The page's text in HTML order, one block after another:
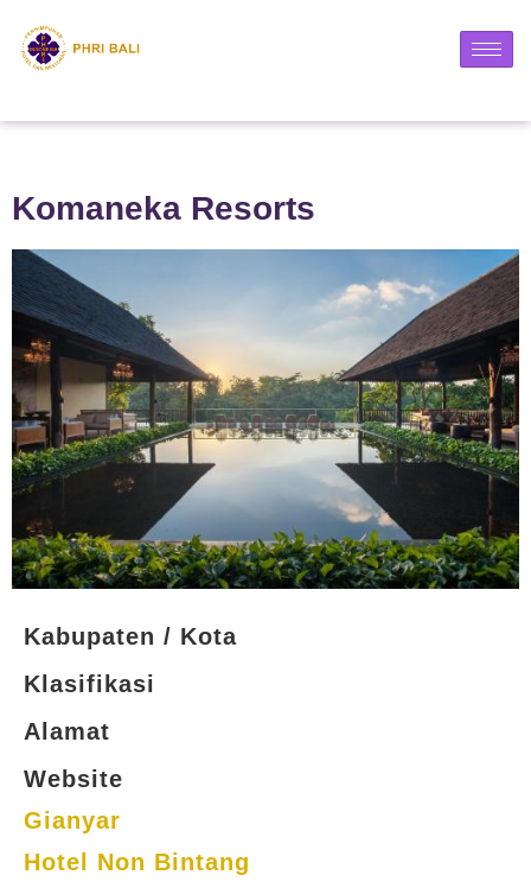
Komaneka Resorts
Kabupaten / Kota
Klasifikasi
Alamat
Website
Gianyar
Hotel Non Bintang